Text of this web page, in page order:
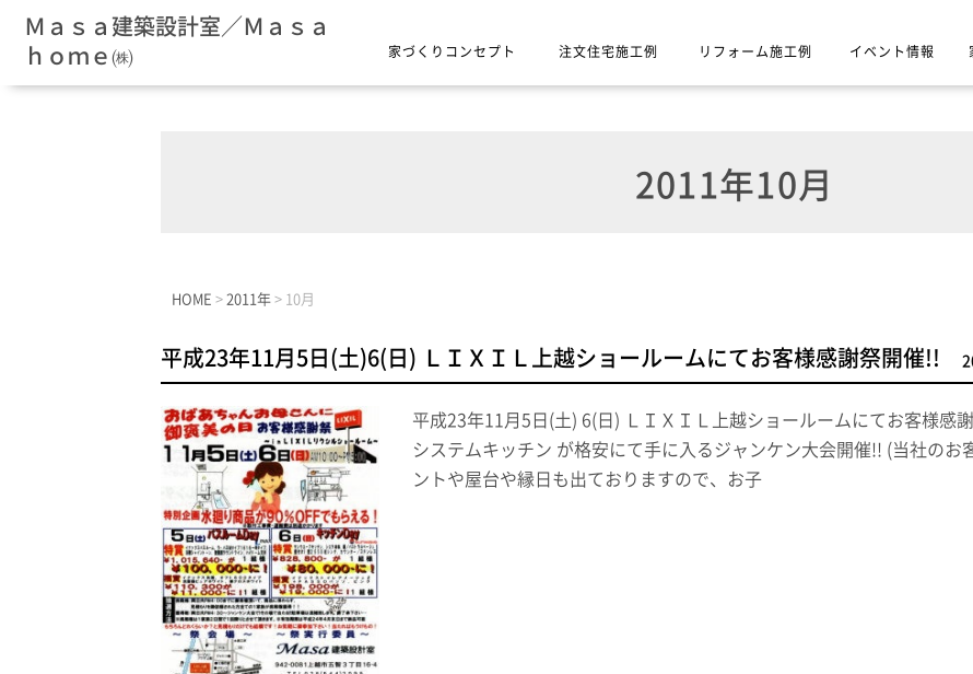
Ｍａｓａ建築設計室／Ｍａｓａ
ｈｏｍｅ㈱
家づくりコンセプト 注文住宅施工例 リフォーム施工例 イベント情報
2011年10月
HOME > 2011年 > 10月
平成23年11月5日(土)6(日) ＬＩＸＩＬ上越ショールームにてお客様感謝祭開催!!
平成23年11月5日(土) 6(日) ＬＩＸＩＬ上越ショールームにてお客様感
システムキッチン が格安にて手に入るジャンケン大会開催!! (当社のお
ントや屋台や縁日も出ておりますので、お子